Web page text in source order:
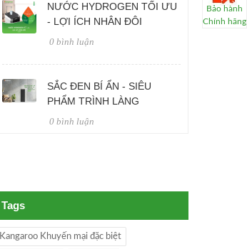
Bảo hành
Chính hãng
NƯỚC HYDROGEN TỐI ƯU
- LỢI ÍCH NHÂN ĐÔI
0 bình luận
SẮC ĐEN BÍ ẨN - SIÊU
PHẨM TRÌNH LÀNG
0 bình luận
Tags
Kangaroo Khuyến mại đặc biệt